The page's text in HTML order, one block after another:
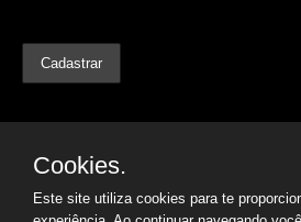
Cookies.
Este site utiliza cookies para te